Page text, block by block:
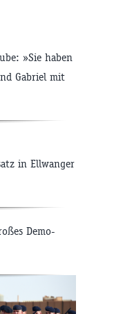
»Sie haben
Gabriel mit
in Ellwanger
Demo-